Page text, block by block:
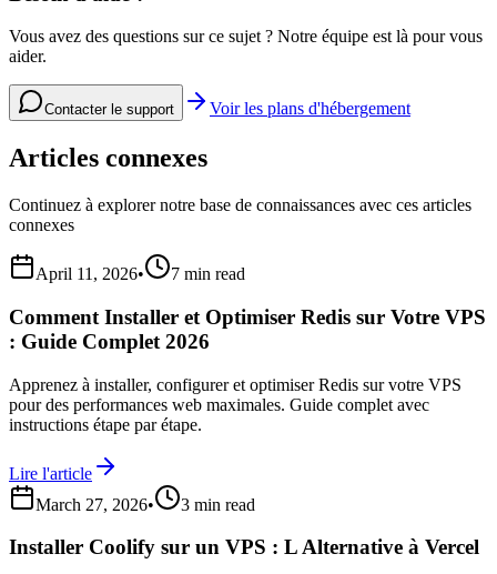
Vous avez des questions sur ce sujet ? Notre équipe est là pour vous
aider.
Contacter le support Voir les plans d'hébergement
Articles connexes
Continuez à explorer notre base de connaissances avec ces articles
connexes
April 11, 2026• 7 min read
Comment Installer et Optimiser Redis sur Votre VPS
: Guide Complet 2026
Apprenez à installer, configurer et optimiser Redis sur votre VPS
pour des performances web maximales. Guide complet avec
instructions étape par étape.
Lire l'article
March 27, 2026• 3 min read
Installer Coolify sur un VPS : L Alternative à Vercel